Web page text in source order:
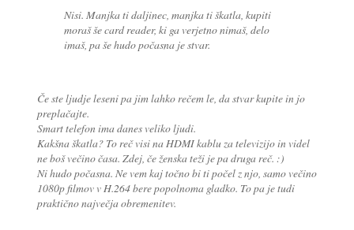
Nisi. Manjka ti daljinec, manjka ti škatla, kupiti
moraš še card reader, ki ga verjetno nimaš, delo
imaš, pa še hudo počasna je stvar.
Če ste ljudje leseni pa jim lahko rečem le, da stvar kupite in jo
preplačajte.
Smart telefon ima danes veliko ljudi.
Kakšna škatla? To reč visi na HDMI kablu za televizijo in videl
ne boš večino časa. Zdej, če ženska teži je pa druga reč. :)
Ni hudo počasna. Ne vem kaj točno bi ti počel z njo, samo večino
1080p filmov v H.264 bere popolnoma gladko. To pa je tudi
praktično največja obremenitev.